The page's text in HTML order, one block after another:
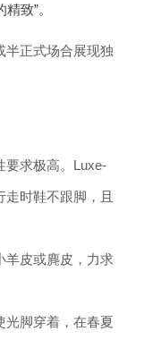
致”。
半正式场合展现独
要求极高。Luxe-
时鞋不跟脚，且
羊皮或麂皮，力求
光脚穿着，在春夏